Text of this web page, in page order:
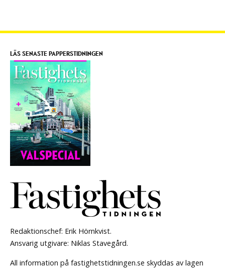
Redaktionschef: Erik Hörnkvist.
Ansvarig utgivare: Niklas Stavegård.
All information på fastighetstidningen.se skyddas av lagen
LÄS SENASTE PAPPERSTIDNINGEN